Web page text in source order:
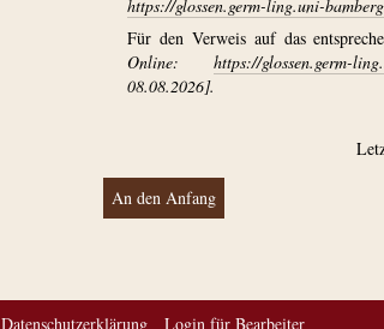
https://glossen.germ-ling.uni-
Für den Verweis auf das
Online: https://glossen.germ-
08.08.2026].
An den Anfang
Datenschutzerklärung Login für Bearbeiter